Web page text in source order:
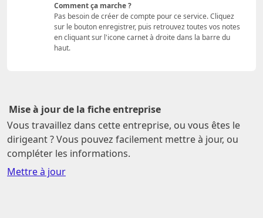
Comment ça marche ?
Pas besoin de créer de compte pour ce service. Cliquez
sur le bouton enregistrer, puis retrouvez toutes vos notes
en cliquant sur l'icone carnet à droite dans la barre du
haut.
Mise à jour de la fiche entreprise
Vous travaillez dans cette entreprise, ou vous êtes le
dirigeant ? Vous pouvez facilement mettre à jour, ou
compléter les informations.
Mettre à jour